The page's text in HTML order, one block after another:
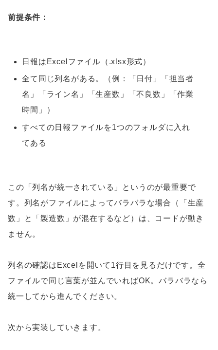
前提条件：
日報はExcelファイル（.xlsx形式）
全て同じ列名がある。（例：「日付」「担当者
名」「ライン名」「生産数」「不良数」「作業
時間」）
すべての日報ファイルを1つのフォルダに入れ
てある
この「列名が統一されている」というのが最重要で
す。列名がファイルによってバラバラな場合（「生産
数」と「製造数」が混在するなど）は、コードが動き
ません。
列名の確認はExcelを開いて1行目を見るだけです。全
ファイルで同じ言葉が並んでいればOK。バラバラなら
統一してから進んでください。
次から実装していきます。